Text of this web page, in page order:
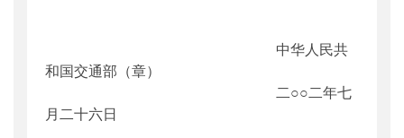
中华人民共
和国交通部（章）
二○○二年七
月二十六日